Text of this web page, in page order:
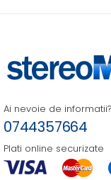
Ai nevoie de informatii?
0744357664
Plati online securizate